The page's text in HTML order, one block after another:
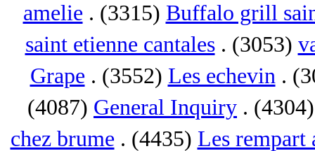
amelie . (3315) Buffalo grill
saint etienne cantales. (3053)
Grape . (3552) Les echevin.
(4087) General Inquiry .
chez brume . (4435) Les rempart